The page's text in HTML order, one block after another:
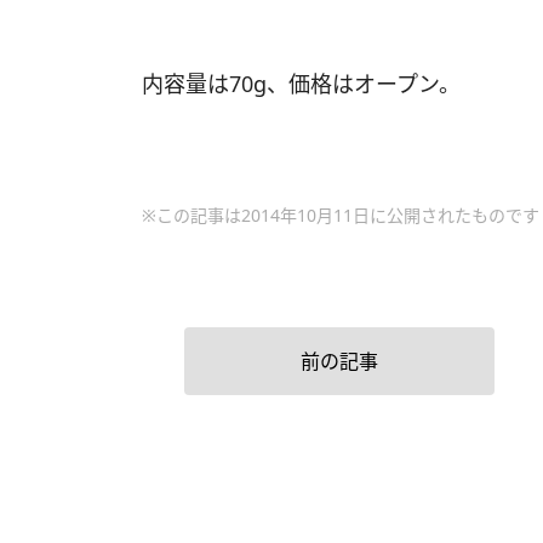
内容量は70g、価格はオープン。
※この記事は2014年10月11日に公開されたものです
前の記事